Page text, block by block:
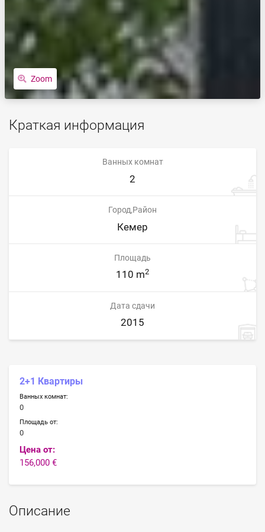
Zoom
Краткая информация
Ванных комнат
2
Город,Район
Кемер
Площадь
110 m2
Дата сдачи
2015
2+1 Квартиры
Ванных комнат:
0
Площадь от:
0
Цена от:
156,000 €
Описание